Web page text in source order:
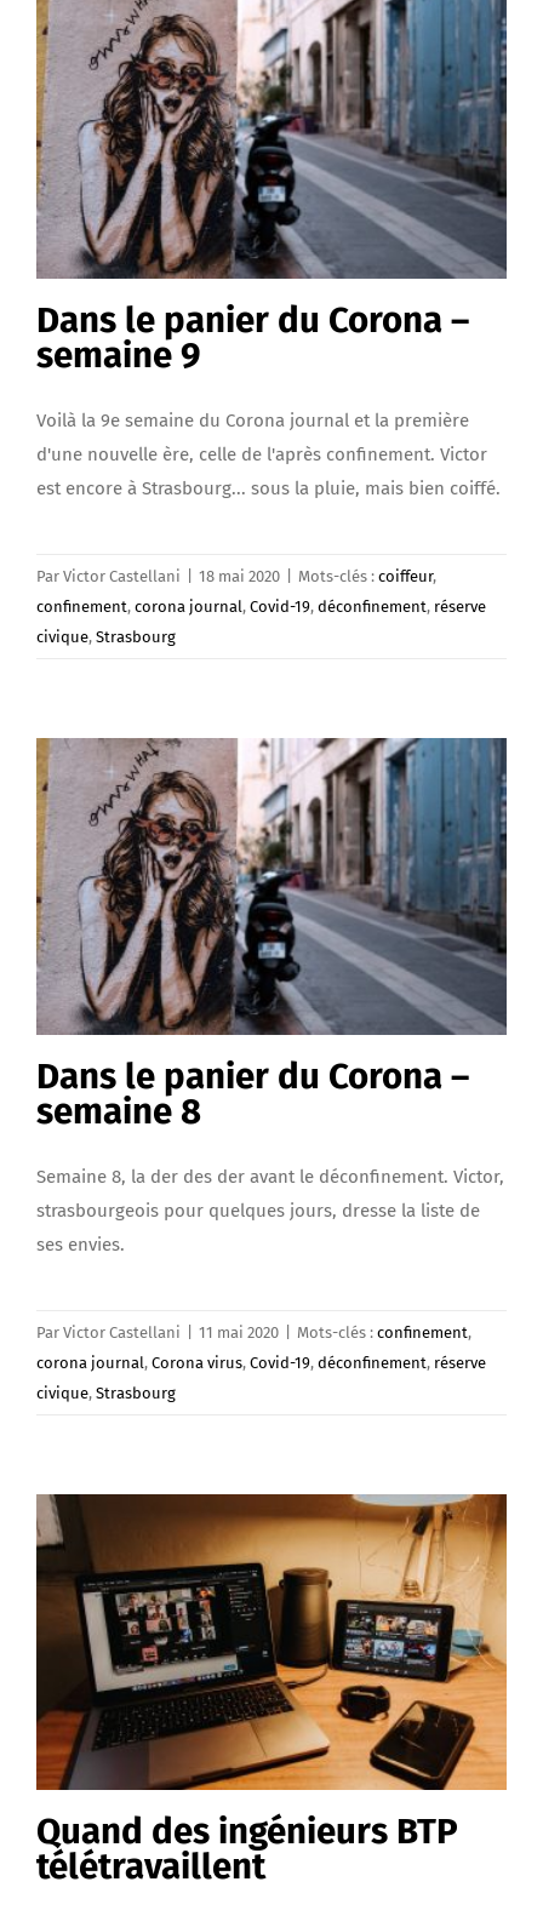
Dans le panier du Corona –
semaine 9
Voilà la 9e semaine du Corona journal et la première
d'une nouvelle ère, celle de l'après confinement. Victor
est encore à Strasbourg... sous la pluie, mais bien coiffé.
Par Victor Castellani 18 mai 2020 Mots-clés : coiffeur,
confinement, corona journal, Covid-19, déconfinement, réserve
civique, Strasbourg
Dans le panier du Corona –
semaine 8
Semaine 8, la der des der avant le déconfinement. Victor,
strasbourgeois pour quelques jours, dresse la liste de
ses envies.
Par Victor Castellani 11 mai 2020 Mots-clés : confinement,
corona journal, Corona virus, Covid-19, déconfinement, réserve
civique, Strasbourg
Quand des ingénieurs BTP
télétravaillent